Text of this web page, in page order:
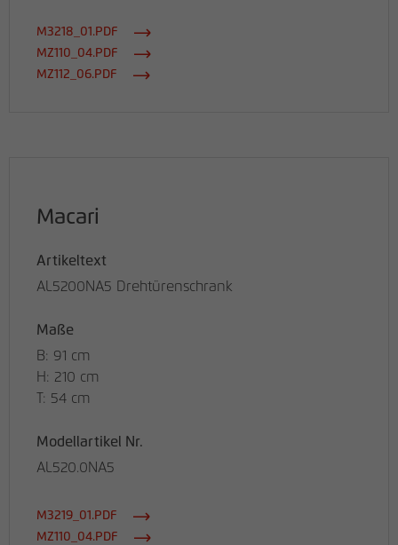
M3218_01.PDF
MZ110_04.PDF
MZ112_06.PDF
Macari
Artikeltext
AL5200NA5 Drehtürenschrank
Maße
B: 91 cm
H: 210 cm
T: 54 cm
Modellartikel Nr.
AL520.0NA5
M3219_01.PDF
MZ110_04.PDF